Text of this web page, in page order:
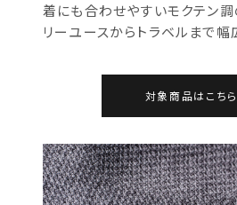
着にも合わせやすいモクテン調
リーユースからトラベルまで幅
対象商品はこちら